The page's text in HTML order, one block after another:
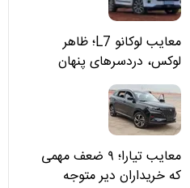
معایب لوکانو L7؛ ظاهر
لوکس، دردسرهای پنهان
معایب تیارا؛ ۹ ضعف مهمی
که خریداران دیر متوجه